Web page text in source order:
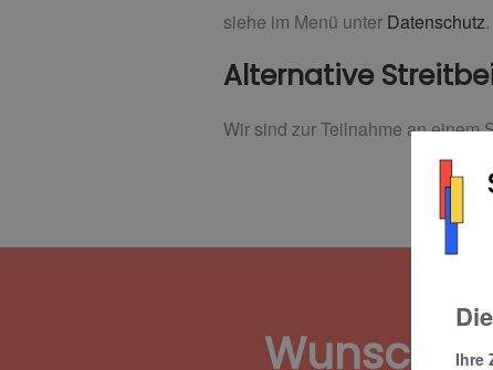
siehe im Menü unter Datenschutz.
Alternative
Wir sind zur Teilnahme an einem
Ihre